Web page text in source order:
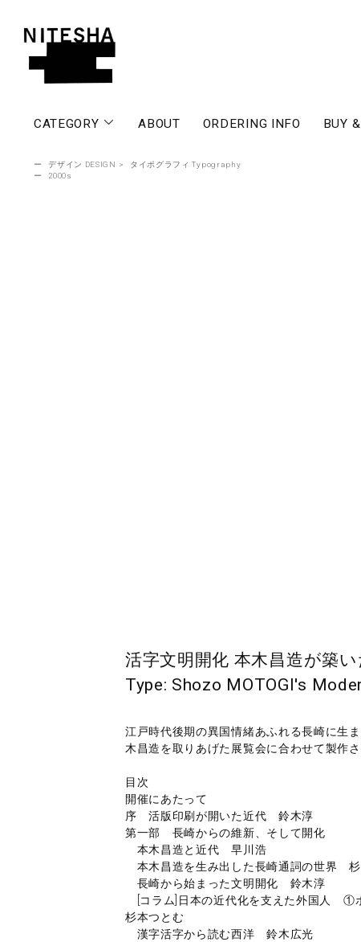
CATEGORY ABOUT ORDERING INFO BUY
ー デザイン DESIGN >
タイポグラフィ Typography
ー
2000s
活字文明開化 本木昌造が築
Type: Shozo MOTOGI's
江戸時代後期の異国情緒あふれる長崎に生
木昌造を取りあげた展覧会に合わせて製作
目次
開催にあたって
序 活版印刷が開いた近代 鈴木淳
第一部 長崎からの維新、そして開化
本木昌造と近代 早川浩
本木昌造を生み出した長崎通詞の世界 杉
長崎から始まった文明開化 鈴木淳
[コラム]日本の近代化を支えた外国
杉本つとむ
漢字活字から読む西洋 鈴木広光